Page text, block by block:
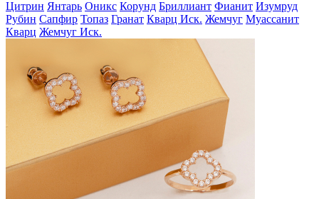
Цитрин Янтарь Оникс Корунд Бриллиант Фианит Изумруд
Рубин Сапфир Топаз Гранат Кварц Иск. Жемчуг Муассанит
Кварц Жемчуг Иск.